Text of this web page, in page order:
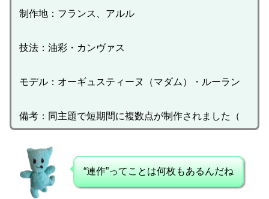
制作地：フランス、アルル
技法：油彩・カンヴァス
モデル：オーギュスティーヌ（マダム）・ルーラン
備考：同主題で短期間に複数点が制作されました（
“連作”ってことは何枚もあるんだね